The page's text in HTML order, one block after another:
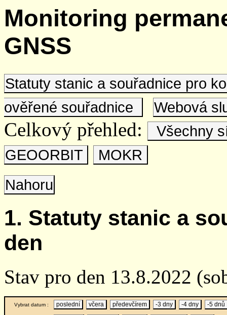
Monitoring
GNSS
Statuty stanic a souřadnice pro
ověřené souřadnice
Webová
Celkový přehled:
Všechny
GEOORBIT
MOKR
Nahoru
1. Statuty stanic a
den
Stav pro den 13.8.2022
Vybrat datum : poslední včera předevčírem -3 dny -4 dny -5 dnů